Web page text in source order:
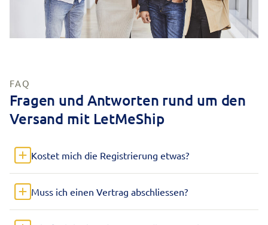
FAQ
Fragen und Antworten rund um den
Versand mit LetMeShip
Kostet mich die Registrierung etwas?
Muss ich einen Vertrag abschliessen?